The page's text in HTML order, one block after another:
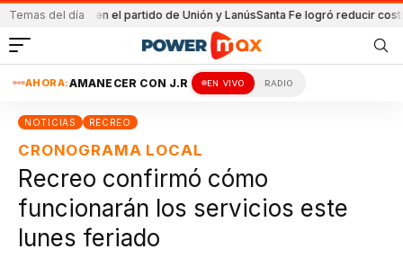
Temas del día
Detenida en el partido de Unión y LanúsSanta Fe logró reducir costo
AHORA:AMANECER CON J.R EN VIVO RADIO
NOTICIAS RECREO
CRONOGRAMA LOCAL
Recreo confirmó cómo
funcionarán los servicios este
lunes feriado